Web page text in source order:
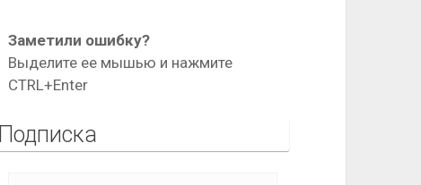
Заметили ошибку?
Выделите ее мышью и нажмите
CTRL+Enter
Подписка